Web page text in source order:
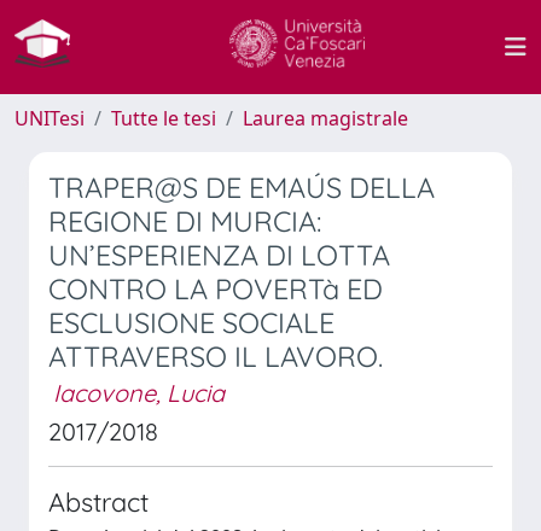
UNITesi Tutte le tesi Laurea magistrale
TRAPER@S DE EMAÚS DELLA
REGIONE DI MURCIA:
UN’ESPERIENZA DI LOTTA
CONTRO LA POVERTà ED
ESCLUSIONE SOCIALE
ATTRAVERSO IL LAVORO.
Iacovone, Lucia
2017/2018
Abstract